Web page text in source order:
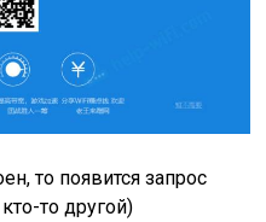
то появится запрос
то другой)